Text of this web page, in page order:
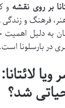
بر روی نقشه و
فرهنگ و زندگی
به دلیل
در بارسلونا است.
شد؟